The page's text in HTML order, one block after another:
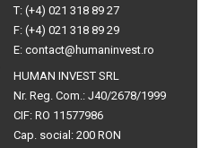
T: (+4) 021 318 89 27
F: (+4) 021 318 89 29
E: contact@humaninvest.ro
HUMAN INVEST SRL
Nr. Reg. Com.: J40/2678/1999
CIF: RO 11577986
Cap. social: 200 RON